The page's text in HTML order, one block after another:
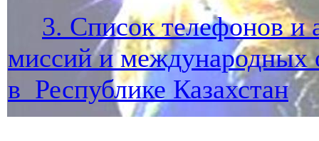
3. Список телефонов и
миссий и международных
в Республике Казахстан